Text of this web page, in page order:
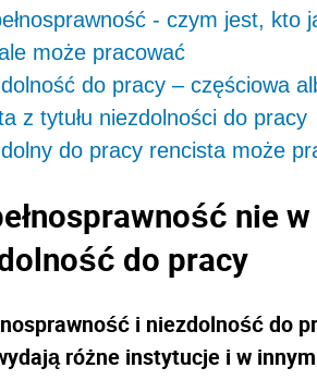
- czym jest, kto
może pracować
do pracy – częściowa
z tytułu niezdolności do pracy
do pracy rencista może
nie
do pracy
i niezdolność do
różne instytucje i w